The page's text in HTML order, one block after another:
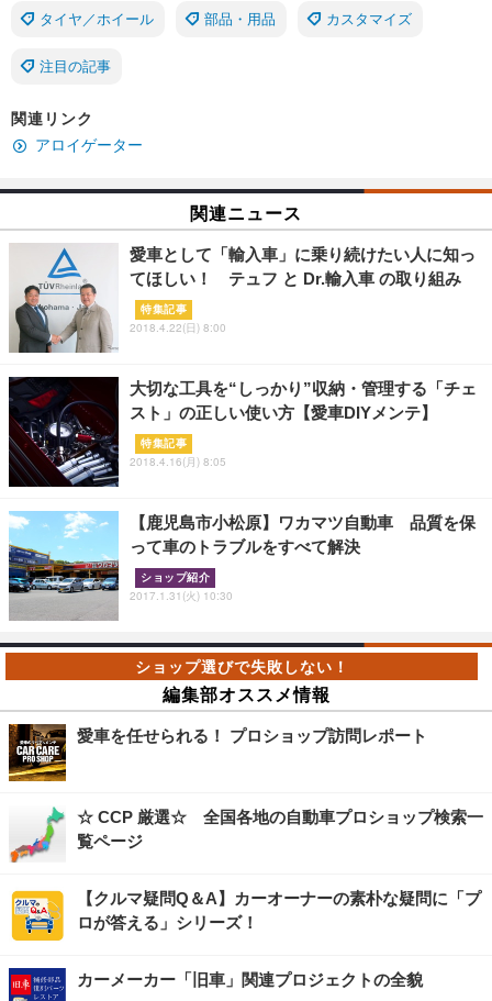
タイヤ／ホイール 部品・用品 カスタマイズ
注目の記事
関連リンク
アロイゲーター
関連ニュース
愛車として「輸入車」に乗り続けたい人に知っ
てほしい！ テュフ と Dr.輸入車 の取り組み
特集記事
2018.4.22(日) 8:00
大切な工具を“しっかり”収納・管理する「チェ
スト」の正しい使い方【愛車DIYメンテ】
特集記事
2018.4.16(月) 8:05
【鹿児島市小松原】ワカマツ自動車 品質を保
って車のトラブルをすべて解決
ショップ紹介
2017.1.31(火) 10:30
編集部オススメ情報
愛車を任せられる！ プロショップ訪問レポート
☆ CCP 厳選☆ 全国各地の自動車プロショップ検索一
覧ページ
【クルマ疑問Q＆A】カーオーナーの素朴な疑問に「プ
ロが答える」シリーズ！
カーメーカー「旧車」関連プロジェクトの全貌